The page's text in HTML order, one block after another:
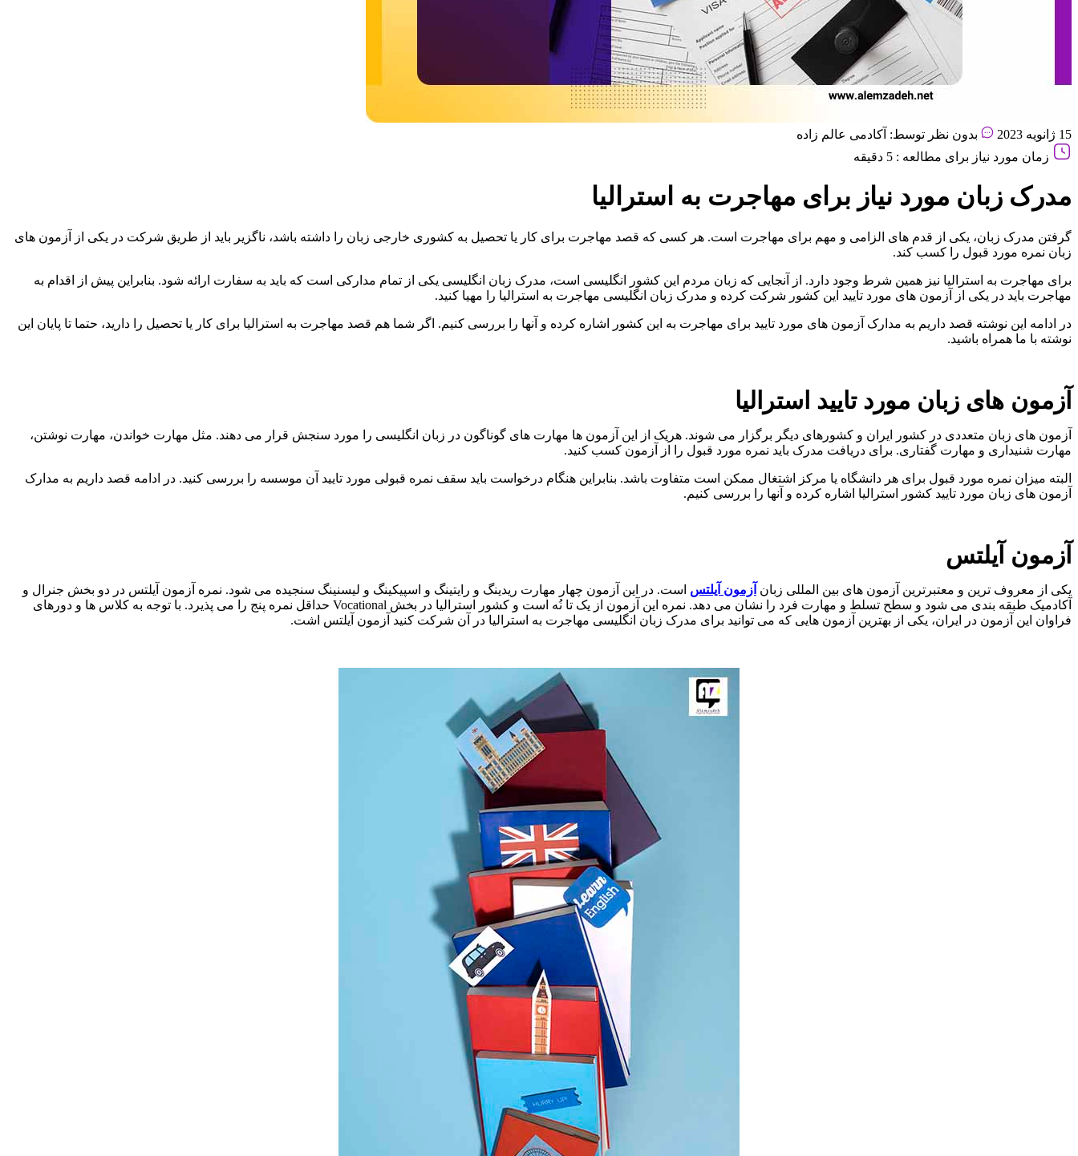
15 ژانویه 2023 بدون نظر توسط: آکادمی عالم زاده
زمان مورد نیاز برای مطالعه : 5 دقیقه
مدرک زبان مورد نیاز برای مهاجرت به استرالیا
گرفتن مدرک زبان، یکی از قدم های الزامی و مهم برای مهاجرت است. هر کسی که قصد مهاجرت برای کار یا تحصیل به کشوری خارجی زبان را داشته باشد، ناگزیر باید از طریق شرکت در یکی از آزمون های
زبان نمره مورد قبول را کسب کند.
برای مهاجرت به استرالیا نیز همین شرط وجود دارد. از آنجایی که زبان مردم این کشور انگلیسی است، مدرک زبان انگلیسی یکی از تمام مدارکی است که باید به سفارت ارائه شود. بنابراین پیش از اقدام به
مهاجرت باید در یکی از آزمون های مورد تایید این کشور شرکت کرده و مدرک زبان انگلیسی مهاجرت به استرالیا را مهیا کنید.
در ادامه این نوشته قصد داریم به مدارک آزمون های مورد تایید برای مهاجرت به این کشور اشاره کرده و آنها را بررسی کنیم. اگر شما هم قصد مهاجرت به استرالیا برای کار یا تحصیل را دارید، حتما تا پایان این
نوشته با ما همراه باشید.
آزمون های زبان مورد تایید استرالیا
آزمون های زبان متعددی در کشور ایران و کشورهای دیگر برگزار می شوند. هریک از این آزمون ها مهارت های گوناگون در زبان انگلیسی را مورد سنجش قرار می دهند. مثل مهارت خواندن، مهارت نوشتن،
مهارت شنیداری و مهارت گفتاری. برای دریافت مدرک باید نمره مورد قبول را از آزمون کسب کنید.
البته میزان نمره مورد قبول برای هر دانشگاه یا مرکز اشتغال ممکن است متفاوت باشد. بنابراین هنگام درخواست باید سقف نمره قبولی مورد تایید آن موسسه را بررسی کنید. در ادامه قصد داریم به مدارک
آزمون های زبان مورد تایید کشور استرالیا اشاره کرده و آنها را بررسی کنیم.
آزمون آیلتس
یکی از معروف ترین و معتبرترین آزمون های بین المللی زبان آزمون آیلتس است. در این آزمون چهار مهارت ریدینگ و رایتینگ و اسپیکینگ و لیسنینگ سنجیده می شود. نمره آزمون آیلتس در دو بخش جنرال و
آکادمیک طبقه بندی می شود و سطح تسلط و مهارت فرد را نشان می دهد. نمره این آزمون از یک تا نُه است و کشور استرالیا در بخش Vocational حداقل نمره پنج را می پذیرد. با توجه به کلاس ها و دورهای
فراوان این آزمون در ایران، یکی از بهترین آزمون هایی که می توانید برای مدرک زبان انگلیسی مهاجرت به استرالیا در آن شرکت کنید آزمون آیلتس اشت.